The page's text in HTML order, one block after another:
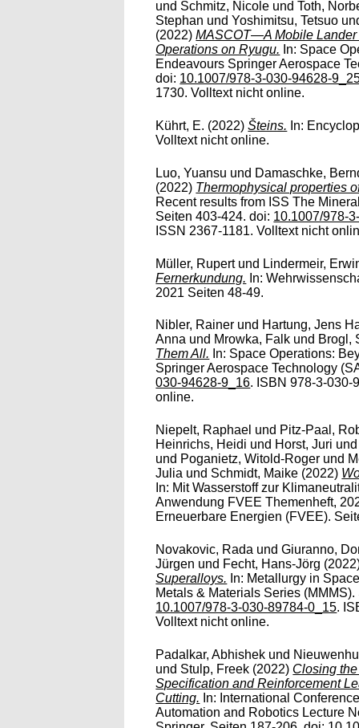
und Schmitz, Nicole undToth,
Stephan undYoshimitsu, Tetsuo
(2022)MASCOT—A Mobile
Operations on Ryugu. In: Space
Endeavours Springer Aerospace
doi: 10.1007/978-3-030-94628-
1730. Volltext nicht online.
Kührt, E. (2022)Šteins. In:
Volltext nicht online.
Luo, Yuansu und Damaschke,
(2022) Thermophysical properties
Recent results from ISS The
Seiten 403-424. doi: 10.1007/978-
ISSN 2367-1181. Volltext nicht
Müller, Rupertund Lindermeir,
Fernerkundung. In:
2021 Seiten 48-49.
Nibler, Rainer und Hartung, Jens
Anna und Mrowka, Falk und Brogl,
Them All. In: Space Operations:
Springer Aerospace Technology
030-94628-9_16. ISBN 978-3-030-
online.
Niepelt, Raphael und Pitz-Paal,
Heinrichs, Heidi und Horst, Juri
und Poganietz, Witold-Roger und
Julia und Schmidt, Maike (2022)
In: Mit Wasserstoff zur
Anwendung FVEE Themenheft,
Erneuerbare Energien (FVEE).
Novakovic, Rada undGiuranno,
Jürgen und Fecht, Hans-Jörg
Superalloys. In: Metallurgy in
Metals & Materials Series
10.1007/978-3-030-89784-0_15.
Volltext nicht online.
Padalkar, Abhishek und
und Stulp, Freek (2022) Closing
Specification and Reinforcement
Cutting. In: International
Automation and Robotics Lecture